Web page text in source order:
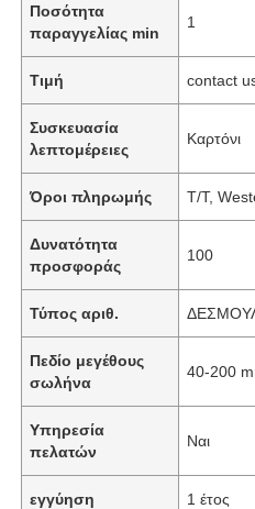
Ποσότητα
παραγγελίας min
1
Τιμή contact
Συσκευασία
λεπτομέρειες
Καρτόνι
Όροι πληρωμής T/T,
Δυνατότητα
προσφοράς
100
Τύπος αριθ.
Πεδίο μεγέθους
σωλήνα
40-200
Υπηρεσία
πελατών
Ναι
εγγύηση 1 έτος